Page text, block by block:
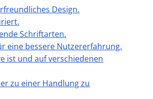
Design.
Schriftarten.
eine bessere Nutzererfahrung.
ist und auf verschiedenen
zu einer Handlung zu